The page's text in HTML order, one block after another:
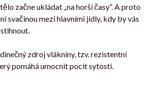
začne ukládat „na horší časy“. A proto
svačinou mezi hlavními jídly, kdy by vás
zdroj vlákniny, tzv. rezistentní
pomáhá umocnit pocit sytosti.